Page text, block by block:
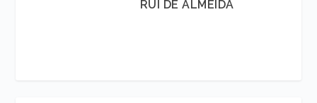
RUI DE ALMEIDA